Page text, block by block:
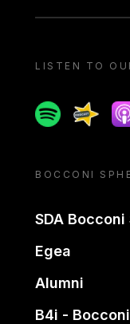
LISTEN TO
SpotifySpreaker
BOCCONI
SDA
Egea
Alumni
B4i -